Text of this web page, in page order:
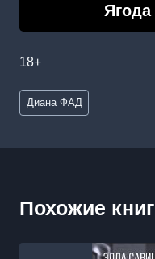
18+
Метки
записи:
Диана ФАД
Похожие